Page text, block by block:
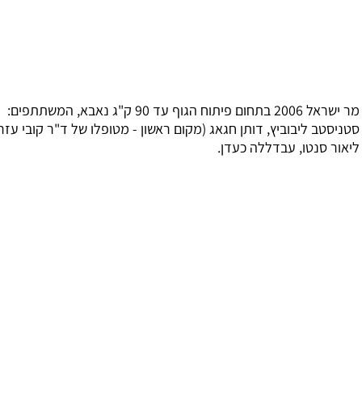
מר ישראל 2006 בתחום פיתוח הגוף עד 90 ק"ג נאבא, המשתתפים:
ליבוביץ, דותן חגאג (מקום ראשון - מטופלו של ד"ר קובי עזרא),
סנטו, עבדללה כעדן.